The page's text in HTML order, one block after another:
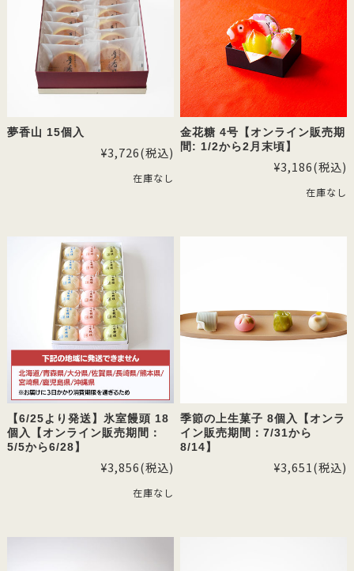
夢香山 15個入
¥3,726(税込)
在庫なし
金花糖 4号【オンライン販売期
間: 1/2から2月末頃】
¥3,186(税込)
在庫なし
【6/25より発送】氷室饅頭 18
個入【オンライン販売期間：
5/5から6/28】
¥3,856(税込)
在庫なし
季節の上生菓子 8個入【オンラ
イン販売期間：7/31から
8/14】
¥3,651(税込)